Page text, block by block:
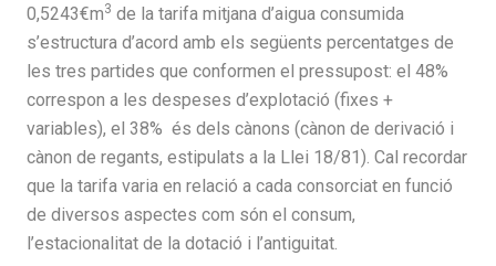
0,5243€m3 de la tarifa mitjana d’aigua consumida
s’estructura d’acord amb els següents percentatges de
les tres partides que conformen el pressupost: el 48%
correspon a les despeses d’explotació (fixes +
variables), el 38% és dels cànons (cànon de derivació i
cànon de regants, estipulats a la Llei 18/81). Cal recordar
que la tarifa varia en relació a cada consorciat en funció
de diversos aspectes com són el consum,
l’estacionalitat de la dotació i l’antiguitat.